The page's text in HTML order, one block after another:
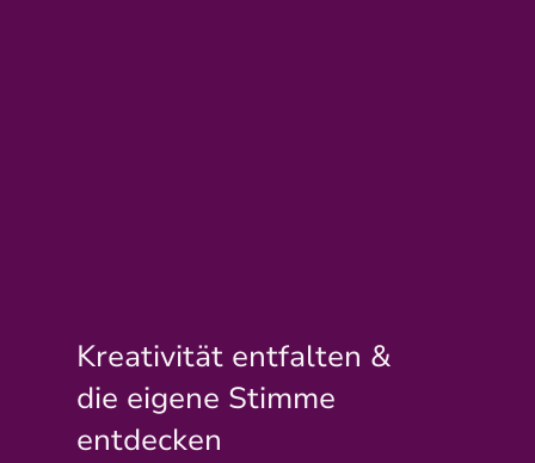
Kreativität entfalten &
die eigene Stimme
entdecken